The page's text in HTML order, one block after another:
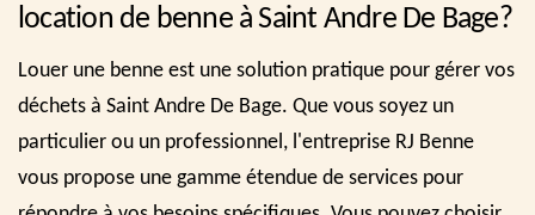
location de benne à Saint Andre De Bage?
Louer une benne est une solution pratique pour gérer vos
déchets à Saint Andre De Bage. Que vous soyez un
particulier ou un professionnel, l'entreprise RJ Benne
vous propose une gamme étendue de services pour